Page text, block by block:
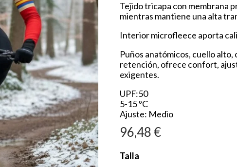
Tejido tricapa con membrana
mientras mantiene una alta
Interior microfleece aporta
Puños anatómicos, cuello
retención, ofrece confort,
exigentes.
UPF:50
5-15 ºC
Ajuste: Medio
96,48€
Talla